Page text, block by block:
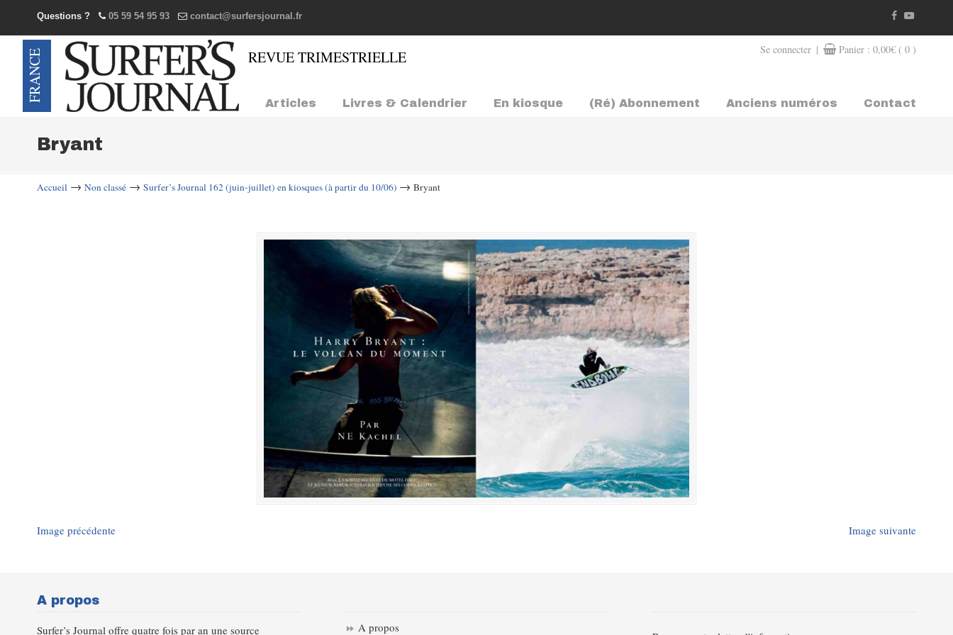
Questions ? 05 59 54 95 93 contact@surfersjournal.fr
Se connecter | Panier : 0,00€ ( 0 )
Articles Livres & Calendrier En kiosque (Ré) Abonnement Anciens numéros Contact
Navigation
Bryant
Accueil → Non classé → Surfer’s Journal 162 (juin-juillet) en kiosques (à partir du 10/06) → Bryant
Image précédente Image suivante
A propos
Surfer’s Journal offre quatre fois par an une source A propos